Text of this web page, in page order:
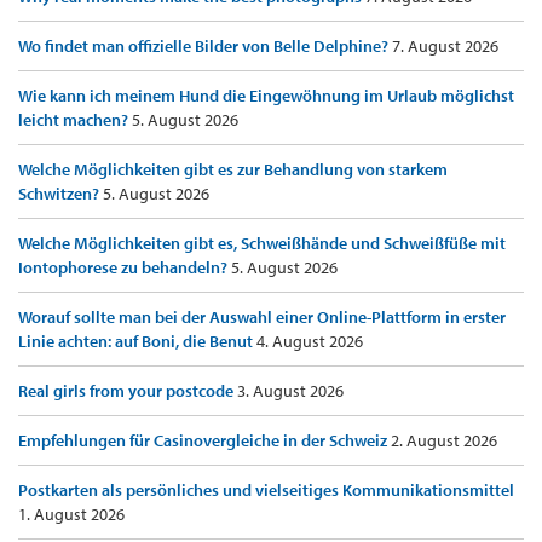
Wo findet man offizielle Bilder von Belle Delphine?7. August 2026
Wie kann ich meinem Hund die Eingewöhnung im Urlaub möglichst
leicht machen?5. August 2026
Welche Möglichkeiten gibt es zur Behandlung von starkem
Schwitzen?5. August 2026
Welche Möglichkeiten gibt es, Schweißhände und Schweißfüße mit
Iontophorese zu behandeln?5. August 2026
Worauf sollte man bei der Auswahl einer Online-Plattform in erster
Linie achten: auf Boni, die Benut4. August 2026
Real girls from your postcode3. August 2026
Empfehlungen für Casinovergleiche in der Schweiz2. August 2026
Postkarten als persönliches und vielseitiges Kommunikationsmittel
1. August 2026